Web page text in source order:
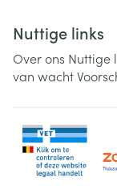
Nuttige links
Over ons Nuttige
van wacht